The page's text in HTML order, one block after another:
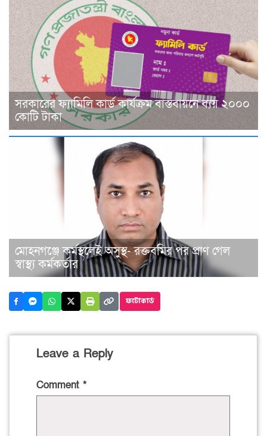
সরকারের ফ্যামিলি কার্ড কার্যক্রম বাস্তবায়নে ব্যয় ২০০০
কোটি টাকা
মোহনগঞ্জে কর্মস্থলেই অসুস্থ- রক্তবমির পর প্রাণ গেল
স্বাস্থ্য কর্মকর্তার
ফটোকার্ড
Leave a Reply
Comment *